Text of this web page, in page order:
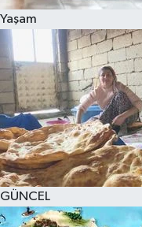
Yaşam
GÜNCEL